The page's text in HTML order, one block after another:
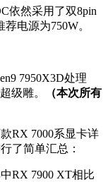
依然采用了双8pin
电源为750W。
7950X3D处理
级雕。
（本次所有
RX 7000系显卡详
了简单汇总：
RX 7900 XT相比